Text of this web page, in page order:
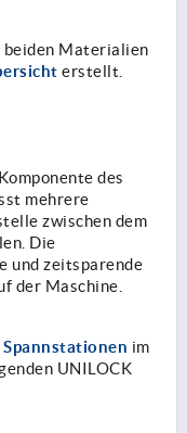
beiden Materialien
erstellt.
des
mehrere
zwischen dem
Die
und zeitsparende
der Maschine.
Spannstationen im
UNILOCK